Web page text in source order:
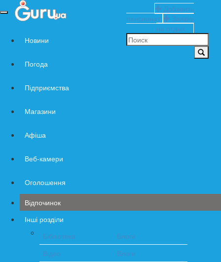
Навигация
Новини
Погода
Підприємства
Магазини
Афіша
Веб-камери
Оголошення
Відпочинок
Інші розділи
Бібліотека
Блоги
Відео
Влоги
Добавить
пансионат
Заявку
на отдых